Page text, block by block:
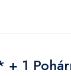
1